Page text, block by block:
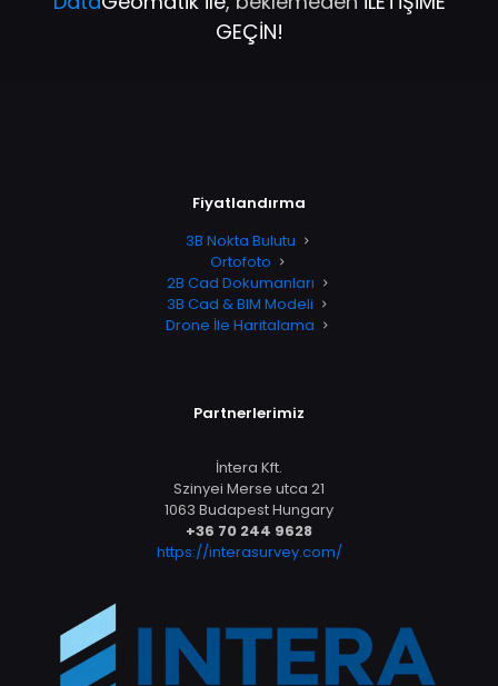
GEÇİN!
Fiyatlandırma
3B Nokta Bulutu
Ortofoto
2B Cad Dokumanları
3B Cad & BIM Modeli
Drone İle Haritalama
Partnerlerimiz
İntera Kft.
Szinyei Merse utca 21
1063 Budapest Hungary
+36 70 244 9628
https://interasurvey.com/